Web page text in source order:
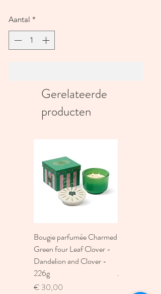
Aantal *
Gerelateerde
producten
Bougie parfumée Charmed
Green four Leaf Clover -
Dandelion and Clover -
226g
Prijs
€ 30,00
Moon
Prijs
€ 30,00